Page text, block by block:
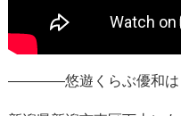
————悠遊くらぶ優和は